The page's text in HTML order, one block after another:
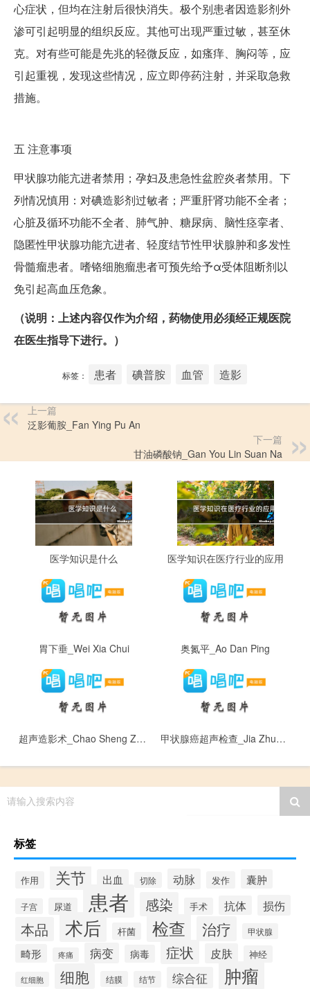
心症状，但均在注射后很快消失。极个别患者因造影剂外
渗可引起明显的组织反应。其他可出现严重过敏，甚至休
克。对有些可能是先兆的轻微反应，如瘙痒、胸闷等，应
引起重视，发现这些情况，应立即停药注射，并采取急救
措施。
五 注意事项
甲状腺功能亢进者禁用；孕妇及患急性盆腔炎者禁用。下
列情况慎用：对碘造影剂过敏者；严重肝肾功能不全者；
心脏及循环功能不全者、肺气肿、糖尿病、脑性痉挛者、
隐匿性甲状腺功能亢进者、轻度结节性甲状腺肿和多发性
骨髓瘤患者。嗜铬细胞瘤患者可预先给予α受体阻断剂以
免引起高血压危象。
（说明：上述内容仅作为介绍，药物使用必须经正规医院
在医生指导下进行。）
标签： 患者 碘普胺 血管 造影
上一篇
泛影葡胺_Fan Ying Pu An
下一篇
甘油磷酸钠_Gan You Lin Suan Na
医学知识是什么 医学知识在医疗行业的应用
胃下垂_Wei Xia Chui 奥氮平_Ao Dan Ping
超声造影术_Chao Sheng Zao Ying Shu 甲状腺癌超声检查_Jia Zhuang Xian Ai Chao Sheng Jian Cha
请输入搜索内容
标签
作用 关节 出血 切除 动脉 发作 囊肿
子宫 尿道 患者 感染 手术 抗体 损伤
本品 术后 杆菌 检查 治疗 甲状腺
畸形 疼痛 病变 病毒 症状 皮肤 神经
红细胞 细胞 结膜 结节 综合征 肿瘤